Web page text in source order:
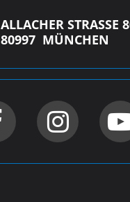
ALLACHER STRASSE 80
80997 MÜNCHEN